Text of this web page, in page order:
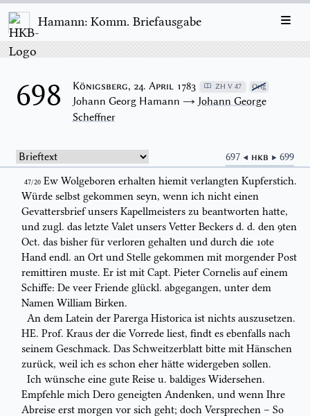
Hamann: Komm. Briefausgabe
698 Königsberg, 24. April 1783 ZH V 47 Orig
Johann Georg Hamann → Johann George
Scheffner
697 ◀ HKB ▶ 699
47/20 Ew Wolgeboren erhalten hiemit verlangten Kupferstich.
Würde selbst gekommen seyn, wenn ich nicht einen
Gevattersbrief unsers Kapellmeisters zu beantworten hatte,
und zugl. das letzte Valet unsers Vetter Beckers d. d. den 9ten
Oct. das bisher für verloren gehalten und durch die 10te
Hand endl. an Ort und Stelle gekommen mit morgender Post
remittiren muste. Er ist mit Capt. Pieter Cornelis auf einem
Schiffe: De veer Friende glückl. abgegangen, unter dem
Namen William Birken.
An dem Latein der Parerga Historicaist nichts auszusetzen.
HE. Prof. Kraus der die Vorrede liest, findt es ebenfalls nach
seinem Geschmack. Das Schweitzerblatt bitte mit Hänschen
zurück, weil ich es schon eher hätte widergeben sollen.
Ich wünsche eine gute Reise u. baldiges Widersehen.
Empfehle mich Dero geneigten Andenken, und wenn Ihre
Abreise erst morgen vor sich geht; doch Versprechen – So